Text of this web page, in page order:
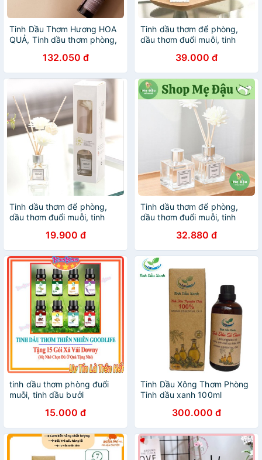
Tinh Dầu Thơm Hương HOA
QUẢ, Tinh dầu thơm phòng,
10ml CHIA CANDLES
132.050 đ
Tinh dầu thơm để phòng,
dầu thơm đuổi muỗi, tinh
39.000 đ
Tinh dầu thơm để phòng,
dầu thơm đuổi muỗi, tinh
19.900 đ
Tinh dầu thơm để phòng,
dầu thơm đuổi muỗi, tinh
32.880 đ
tinh dầu thơm phòng đuổi
muỗi, tinh dầu bưởi
15.000 đ
Tinh Dầu Xông Thơm Phòng
Tinh dầu xanh 100ml
300.000 đ